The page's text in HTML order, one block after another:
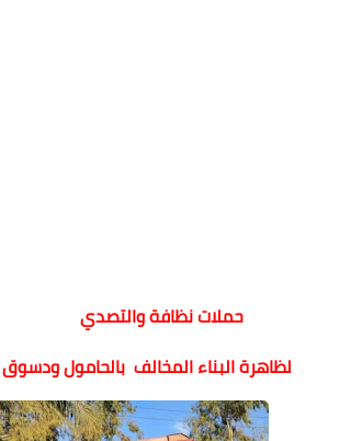
حملات نظافة والتصدي
لظاهرة البناء المخالف بالحامول ودسوق